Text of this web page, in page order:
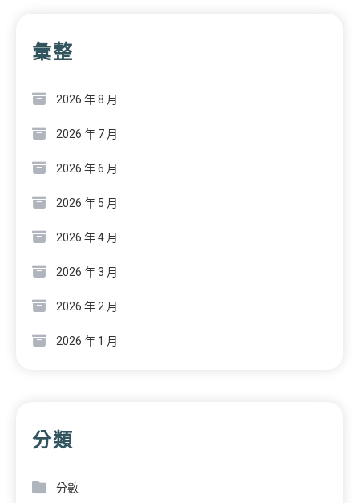
彙整
2026 年 8 月
2026 年 7 月
2026 年 6 月
2026 年 5 月
2026 年 4 月
2026 年 3 月
2026 年 2 月
2026 年 1 月
分類
分數